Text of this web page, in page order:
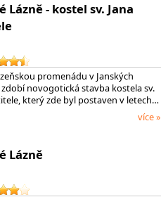
Lázně - kostel sv. Jana
promenádu v Janských
zdobí novogotická stavba kostela sv.
který zde byl postaven v letech…
více »
Lázně